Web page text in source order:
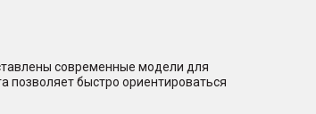
современные модели для
позволяет быстро ориентироваться